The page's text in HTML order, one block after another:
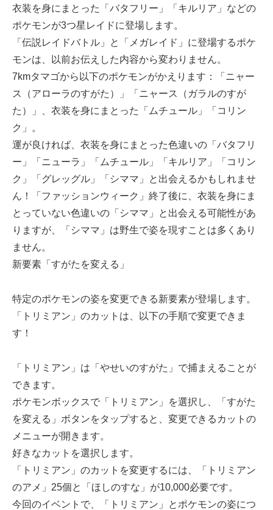
衣装を身にまとった「バタフリー」「キルリア」などの
ポケモンが3つ星レイドに登場します。
「伝説レイドバトル」と「メガレイド」に登場するポケ
モンは、以前お伝えした内容から変わりません。
7kmタマゴから以下のポケモンがかえります：「ニャー
ス（アローラのすがた）」「ニャース（ガラルのすが
た）」、衣装を身にまとった「ムチュール」「コリン
ク」。
運が良ければ、衣装を身にまとった色違いの「バタフリ
ー」「ニューラ」「ムチュール」「キルリア」「コリン
ク」「グレッグル」「シママ」と出会えるかもしれませ
ん！「ファッションウィーク」終了後に、衣装を身にま
とっていない色違いの「シママ」と出会える可能性があ
りますが、「シママ」は野生で姿を現すことは多くあり
ません。
新要素「すがたを変える」
特定のポケモンの姿を変更できる新要素が登場します。
「トリミアン」のカットは、以下の手順で変更できま
す！
「トリミアン」は「やせいのすがた」で捕まえることが
できます。
ポケモンボックスで「トリミアン」を選択し、「すがた
を変える」ボタンをタップすると、変更できるカットの
メニューが開きます。
好きなカットを選択します。
「トリミアン」のカットを変更するには、「トリミアン
のアメ」25個と「ほしのすな」が10,000必要です。
今回のイベントで、「トリミアン」とポケモンの姿につ